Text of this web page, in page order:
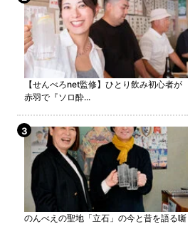
【せんべろnet監修】ひとり飲み初心者が
赤羽で『ソロ酔...
のんべえの聖地「立石」の今と昔を語る噺